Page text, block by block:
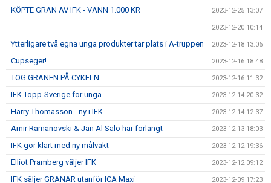
KÖPTE GRAN AV IFK - VANN 1.000 KR 2023-12-25 13:07
2023-12-20 10:14
Ytterligare två egna unga produkter tar plats i A-truppen 2023-12-18 13:06
Cupseger! 2023-12-16 18:48
TOG GRANEN PÅ CYKELN 2023-12-16 11:32
IFK Topp-Sverige för unga 2023-12-14 20:32
Harry Thomasson - ny i IFK 2023-12-14 12:37
Amir Ramanovski & Jan Al Salo har förlängt 2023-12-13 18:03
IFK gör klart med ny målvakt 2023-12-12 19:36
Elliot Pramberg väljer IFK 2023-12-12 09:12
IFK säljer GRANAR utanför ICA Maxi 2023-12-09 17:23